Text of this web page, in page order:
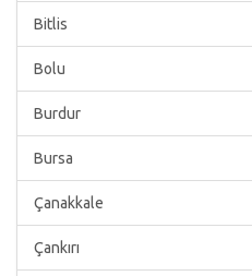
Bitlis
Bolu
Burdur
Bursa
Çanakkale
Çankırı